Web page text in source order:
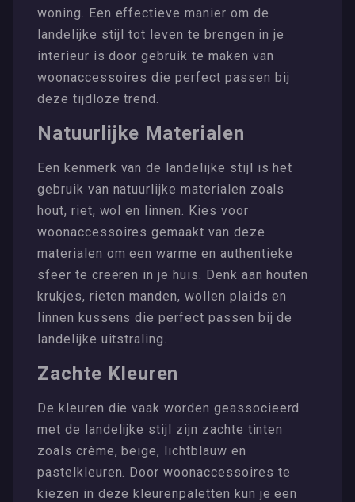
woning. Een effectieve manier om de
landelijke stijl tot leven te brengen in je
interieur is door gebruik te maken van
woonaccessoires die perfect passen bij
deze tijdloze trend.
Natuurlijke Materialen
Een kenmerk van de landelijke stijl is het
gebruik van natuurlijke materialen zoals
hout, riet, wol en linnen. Kies voor
woonaccessoires gemaakt van deze
materialen om een warme en authentieke
sfeer te creëren in je huis. Denk aan houten
krukjes, rieten manden, wollen plaids en
linnen kussens die perfect passen bij de
landelijke uitstraling.
Zachte Kleuren
De kleuren die vaak worden geassocieerd
met de landelijke stijl zijn zachte tinten
zoals crème, beige, lichtblauw en
pastelkleuren. Door woonaccessoires te
kiezen in deze kleurenpaletten kun je een